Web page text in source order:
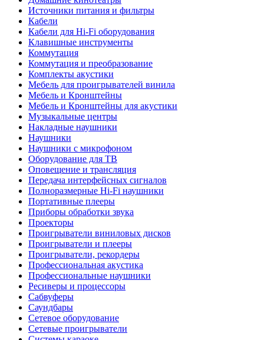
Источники питания и фильтры
Кабели
Кабели для Hi-Fi оборудования
Клавишные инструменты
Коммутация
Коммутация и преобразование
Комплекты акустики
Мебель для проигрывателей винила
Мебель и Кронштейны
Мебель и Кронштейны для акустики
Музыкальные центры
Накладные наушники
Наушники
Наушники с микрофоном
Оборудование для ТВ
Оповещение и трансляция
Передача интерфейсных сигналов
Полноразмерные Hi-Fi наушники
Портативные плееры
Приборы обработки звука
Проекторы
Проигрыватели виниловых дисков
Проигрыватели и плееры
Проигрыватели, рекордеры
Профессиональная акустика
Профессиональные наушники
Ресиверы и процессоры
Сабвуферы
Саундбары
Сетевое оборудование
Сетевые проигрыватели